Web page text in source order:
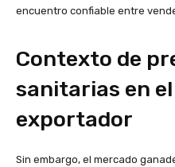
encuentro confiable entre
Contexto de
sanitarias en
exportador
Sin embargo, el mercado